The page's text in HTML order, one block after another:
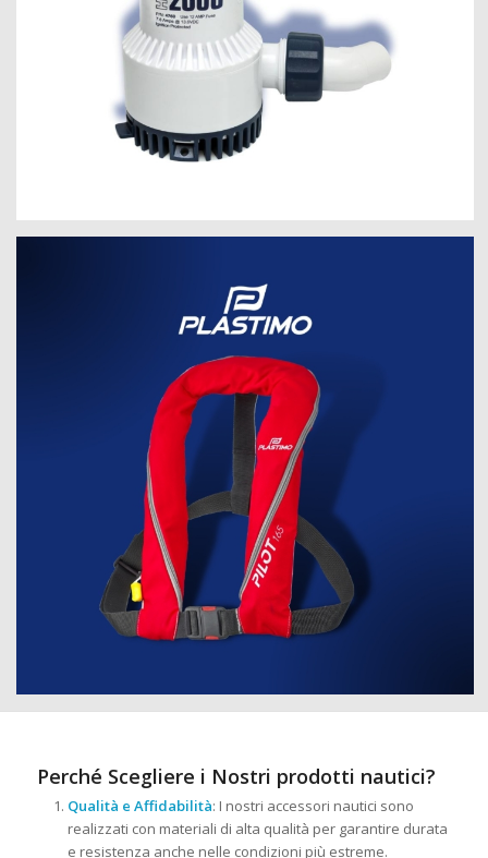
Perché Scegliere i Nostri prodotti nautici?
Qualità e Affidabilità: I nostri accessori nautici sono
realizzati con materiali di alta qualità per garantire durata
e resistenza anche nelle condizioni più estreme.